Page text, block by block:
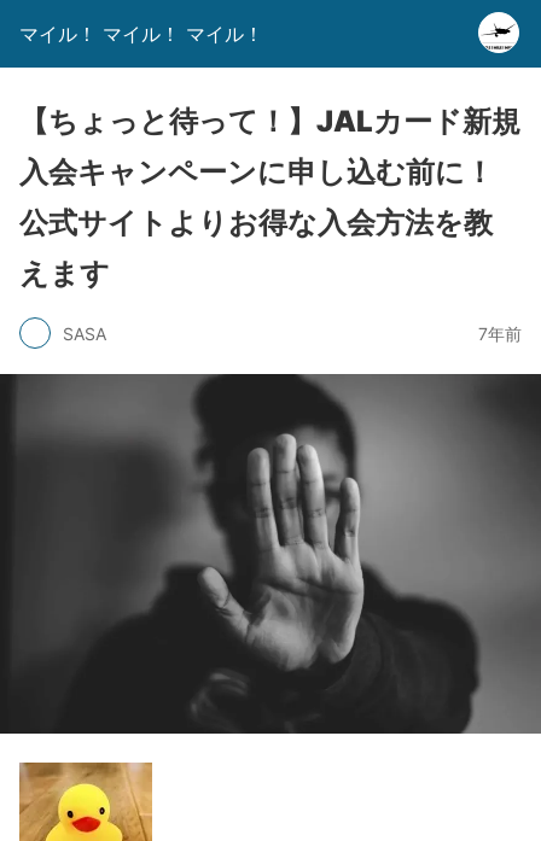
マイル！ マイル！ マイル！
【ちょっと待って！】JALカード新規
入会キャンペーンに申し込む前に！
公式サイトよりお得な入会方法を教
えます
SASA 7年前